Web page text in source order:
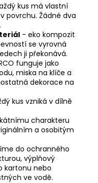
kus má vlastní
povrchu. Žádné dva
- eko kompozit
se vyrovná
ji překonává.
funguje jako
miska na klíče a
dekorace na
kus vzniká v dílně
charakteru
a osobitým
do ochranného
výplňový
kartonu nebo
ve vodě.